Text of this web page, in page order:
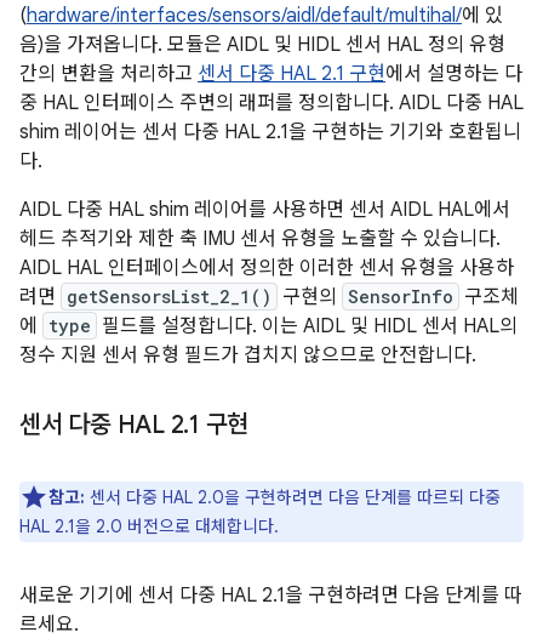
(hardware/interfaces/sensors/aidl/default/multihal/에 있
음)을 가져옵니다. 모듈은 AIDL 및 HIDL 센서 HAL 정의 유형
간의 변환을 처리하고 센서 다중 HAL 2.1 구현에서 설명하는 다
중 HAL 인터페이스 주변의 래퍼를 정의합니다. AIDL 다중 HAL
shim 레이어는 센서 다중 HAL 2.1을 구현하는 기기와 호환됩니
다.
AIDL 다중 HAL shim 레이어를 사용하면 센서 AIDL HAL에서
헤드 추적기와 제한 축 IMU 센서 유형을 노출할 수 있습니다.
AIDL HAL 인터페이스에서 정의한 이러한 센서 유형을 사용하
려면
getSensorsList_2_1() 구현의 SensorInfo 구조체
에
type 필드를 설정합니다. 이는 AIDL 및 HIDL 센서 HAL의
정수 지원 센서 유형 필드가 겹치지 않으므로 안전합니다.
센서 다중 HAL 2.1 구현
참고: 센서 다중 HAL 2.0을 구현하려면 다음 단계를 따르되 다중
HAL 2.1을 2.0 버전으로 대체합니다.
새로운 기기에 센서 다중 HAL 2.1을 구현하려면 다음 단계를 따
르세요.